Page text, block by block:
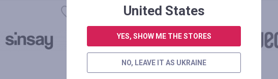
United States
YES, SHOW ME THE STORES
NO, LEAVE IT AS UKRAINE